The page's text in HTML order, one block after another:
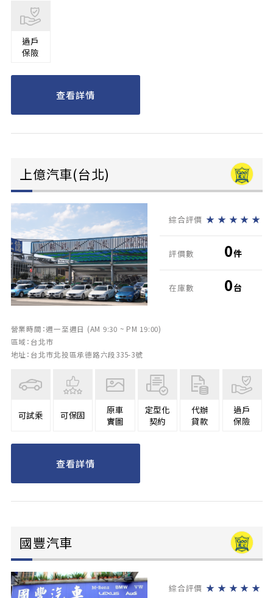
過戶
保險
查看詳情
上億汽車(台北)
營業時間：週一至週日 (AM 9:30 ~ PM 19:00)
區域：台北市
地址：台北市北投區承德路六段335-3號
綜合評價 ★ ★ ★ ★ ★
評價數 0件
在庫數 0台
可試乘 可保固
原車
實圖
定型化
契約
代辦
貸款
過戶
保險
查看詳情
國豐汽車
綜合評價 ★ ★ ★ ★ ★